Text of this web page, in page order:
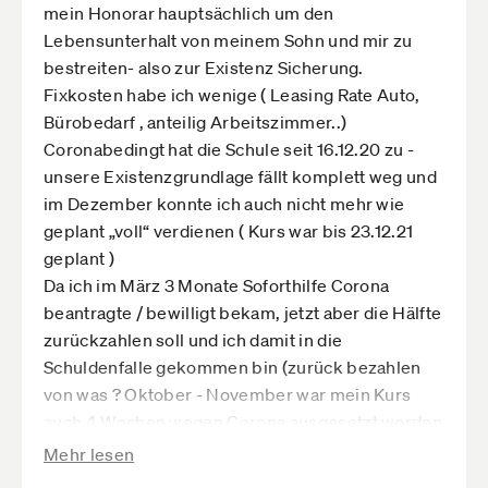
mein Honorar hauptsächlich um den
Lebensunterhalt von meinem Sohn und mir zu
bestreiten- also zur Existenz Sicherung.
Fixkosten habe ich wenige ( Leasing Rate Auto,
Bürobedarf , anteilig Arbeitszimmer..)
Coronabedingt hat die Schule seit 16.12.20 zu -
unsere Existenzgrundlage fällt komplett weg und
im Dezember konnte ich auch nicht mehr wie
geplant „voll“ verdienen ( Kurs war bis 23.12.21
geplant )
Da ich im März 3 Monate Soforthilfe Corona
beantragte / bewilligt bekam, jetzt aber die Hälfte
zurückzahlen soll und ich damit in die
Schuldenfalle gekommen bin (zurück bezahlen
von was ? Oktober - November war mein Kurs
auch 4 Wochen wegen Corona ausgesetzt worden
... Jahresumsatz liegt 10000 € unter 2019!)
Mehr lesen